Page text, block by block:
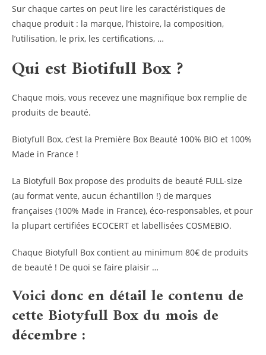
Sur chaque cartes on peut lire les caractéristiques de
chaque produit : la marque, l’histoire, la composition,
l’utilisation, le prix, les certifications, …
Qui est Biotifull Box ?
Chaque mois, vous recevez une magnifique box remplie de
produits de beauté.
Biotyfull Box, c’est la Première Box Beauté 100% BIO et 100%
Made in France !
La Biotyfull Box propose des produits de beauté FULL-size
(au format vente, aucun échantillon !) de marques
françaises (100% Made in France), éco-responsables, et pour
la plupart certifiées ECOCERT et labellisées COSMEBIO.
Chaque Biotyfull Box contient au minimum 80€ de produits
de beauté ! De quoi se faire plaisir …
Voici donc en détail le contenu de
cette Biotyfull Box du mois de
décembre :